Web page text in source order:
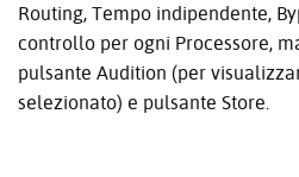
Routing, Tempo indipendente,
controllo per ogni Processore,
pulsante Audition (per
selezionato) e pulsante Store.